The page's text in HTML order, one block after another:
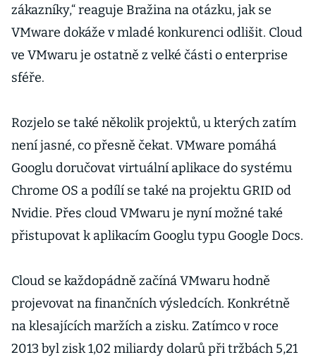
zákazníky,“ reaguje Bražina na otázku, jak se
VMware dokáže v mladé konkurenci odlišit. Cloud
ve VMwaru je ostatně z velké části o enterprise
sféře.
Rozjelo se také několik projektů, u kterých zatím
není jasné, co přesně čekat. VMware pomáhá
Googlu doručovat virtuální aplikace do systému
Chrome OS a podílí se také na projektu GRID od
Nvidie. Přes cloud VMwaru je nyní možné také
přistupovat k aplikacím Googlu typu Google Docs.
Cloud se každopádně začíná VMwaru hodně
projevovat na finančních výsledcích. Konkrétně
na klesajících maržích a zisku. Zatímco v roce
2013 byl zisk 1,02 miliardy dolarů při tržbách 5,21